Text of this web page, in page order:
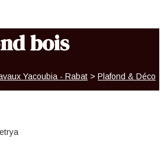
bois
Yacoubia - Rabat > Plafond & Déco